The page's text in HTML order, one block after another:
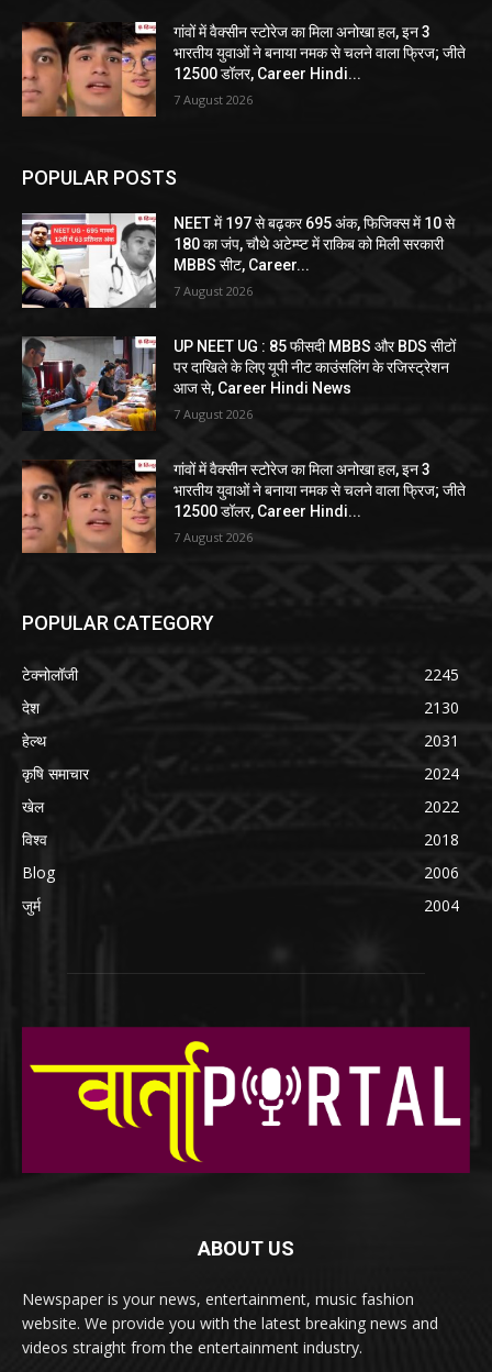
गांवों में वैक्सीन स्टोरेज का मिला अनोखा हल, इन 3
भारतीय युवाओं ने बनाया नमक से चलने वाला फ्रिज; जीते
12500 डॉलर, Career Hindi...
7 August 2026
POPULAR POSTS
NEET में 197 से बढ़कर 695 अंक, फिजिक्स में 10 से
180 का जंप, चौथे अटेम्प्ट में राकिब को मिली सरकारी
MBBS सीट, Career...
7 August 2026
UP NEET UG : 85 फीसदी MBBS और BDS सीटों
पर दाखिले के लिए यूपी नीट काउंसलिंग के रजिस्ट्रेशन
आज से, Career Hindi News
7 August 2026
गांवों में वैक्सीन स्टोरेज का मिला अनोखा हल, इन 3
भारतीय युवाओं ने बनाया नमक से चलने वाला फ्रिज; जीते
12500 डॉलर, Career Hindi...
7 August 2026
POPULAR CATEGORY
टेक्नोलॉजी
2245
देश
2130
हेल्थ
2031
कृषि समाचार
2024
खेल
2022
विश्व
2018
Blog
2006
जुर्म
2004
ABOUT US
Newspaper is your news, entertainment, music fashion
website. We provide you with the latest breaking news and
videos straight from the entertainment industry.